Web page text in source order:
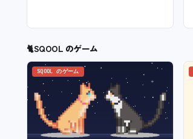
🐈SQOOL のゲーム
SQOOL のゲーム